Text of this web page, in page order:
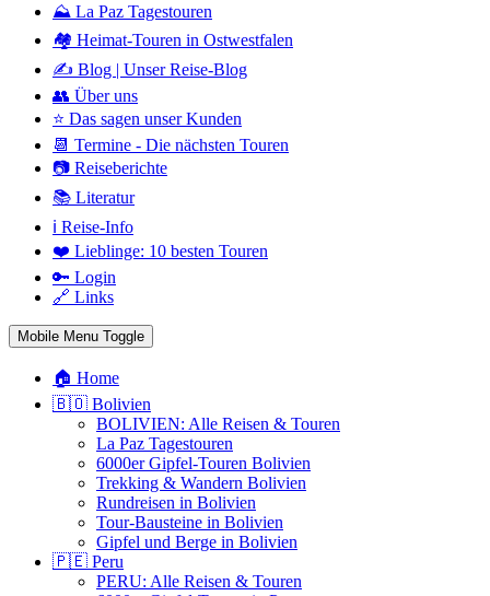
⛰️ La Paz Tagestouren
🏘️ Heimat-Touren in Ostwestfalen
✍️ Blog | Unser Reise-Blog
👥 Über uns
⭐ Das sagen unser Kunden
📆 Termine - Die nächsten Touren
📷 Reiseberichte
📚 Literatur
ℹ️ Reise-Info
❤️ Lieblinge: 10 besten Touren
🔑 Login
🔗 Links
Mobile Menu Toggle
🏠 Home
🇧🇴 Bolivien
BOLIVIEN: Alle Reisen & Touren
La Paz Tagestouren
6000er Gipfel-Touren Bolivien
Trekking & Wandern Bolivien
Rundreisen in Bolivien
Tour-Bausteine in Bolivien
Gipfel und Berge in Bolivien
🇵🇪 Peru
PERU: Alle Reisen & Touren